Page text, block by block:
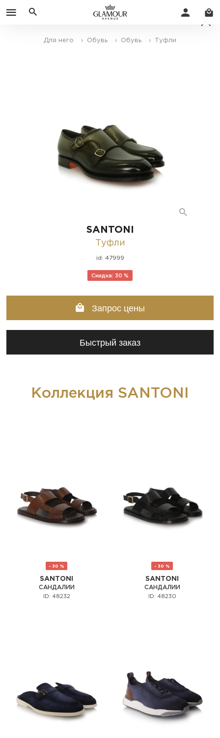
Для него › Обувь › Обувь › Туфли
SANTONI
Туфли
id: 47999
Скидка: 30 %
Запрос цены
Быстрый заказ
Коллекция SANTONI
- 30 %
SANTONI
САНДАЛИИ
ID: 48232
- 30 %
SANTONI
САНДАЛИИ
ID: 48230